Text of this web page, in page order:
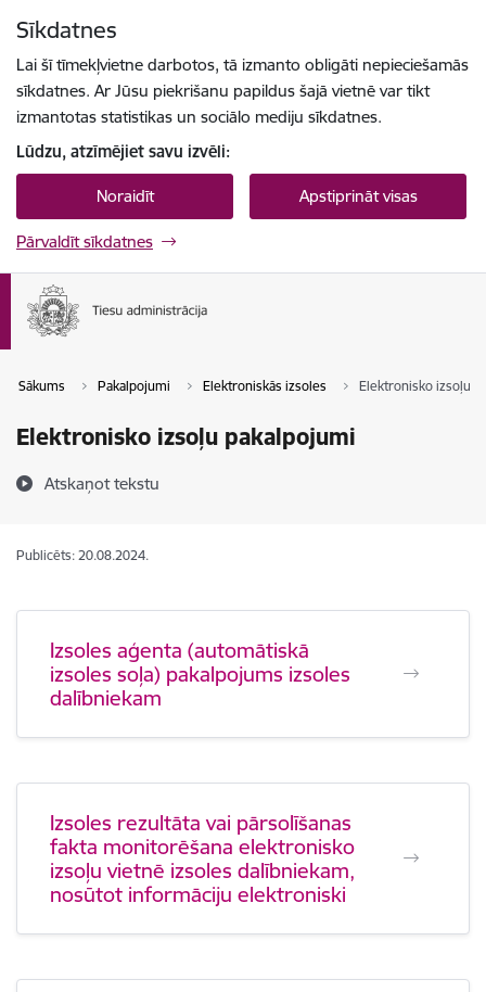
Sīkdatnes
Lai šī tīmekļvietne darbotos, tā izmanto obligāti nepieciešamās
sīkdatnes. Ar Jūsu piekrišanu papildus šajā vietnē var tikt
izmantotas statistikas un sociālo mediju sīkdatnes.
Lūdzu, atzīmējiet savu izvēli:
Noraidīt Apstiprināt visas
Pārvaldīt sīkdatnes
Sākums Pakalpojumi Elektroniskās izsoles Elektronisko izsoļu
Elektronisko izsoļu pakalpojumi
Atskaņot tekstu
Publicēts: 20.08.2024.
Izsoles aģenta (automātiskā
izsoles soļa) pakalpojums izsoles
dalībniekam
Izsoles rezultāta vai pārsolīšanas
fakta monitorēšana elektronisko
izsoļu vietnē izsoles dalībniekam,
nosūtot informāciju elektroniski